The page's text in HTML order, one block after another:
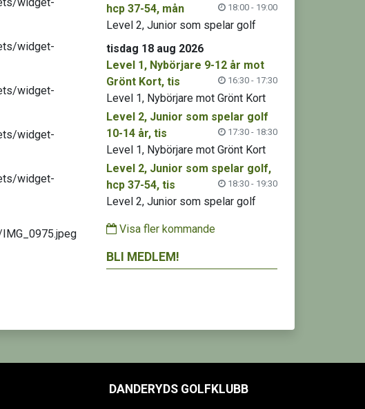
hcp 37-54, mån
18:00 - 19:00
Level 2, Junior som spelar golf
tisdag 18 aug 2026
Level 1, Nybörjare 9-12 år mot
Grönt Kort, tis
16:30 - 17:30
Level 1, Nybörjare mot Grönt Kort
Level 2, Junior som spelar golf
10-14 år, tis
17:30 - 18:30
Level 1, Nybörjare mot Grönt Kort
Level 2, Junior som spelar golf,
hcp 37-54, tis
18:30 - 19:30
Level 2, Junior som spelar golf
Visa fler kommande
BLI MEDLEM!
DANDERYDS GOLFKLUBB